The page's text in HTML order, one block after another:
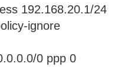
192.168.20.1/24
ignore
0 ppp 0